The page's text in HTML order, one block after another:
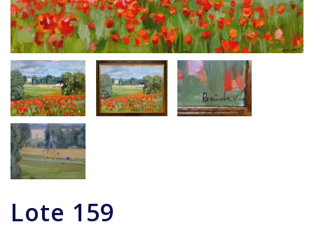
Lote 159